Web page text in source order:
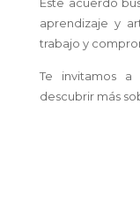
aprendizaje y
trabajo y
Te invitamos
descubrir más